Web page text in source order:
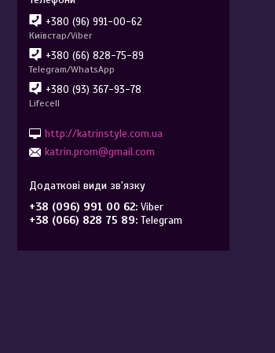
+380 (96) 991-00-62
Київстар/Viber
+380 (66) 828-75-89
Telegram/WhatsApp
+380 (93) 367-93-78
Lifecell
http://katrinstyle.com.ua
katrin.prom@gmail.com
+38 (096) 991 00 62 Viber
+38 (066) 828 75 89 Telegram